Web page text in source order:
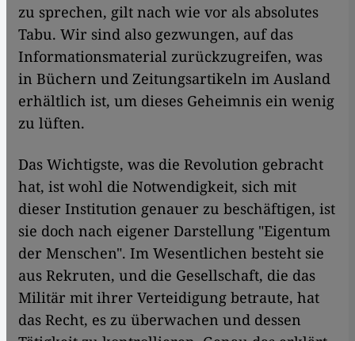
zu sprechen, gilt nach wie vor als absolutes
Tabu. Wir sind also gezwungen, auf das
Informationsmaterial zurückzugreifen, was
in Büchern und Zeitungsartikeln im Ausland
erhältlich ist, um dieses Geheimnis ein wenig
zu lüften.
​​Das Wichtigste, was die Revolution gebracht
hat, ist wohl die Notwendigkeit, sich mit
dieser Institution genauer zu beschäftigen, ist
sie doch nach eigener Darstellung "Eigentum
der Menschen". Im Wesentlichen besteht sie
aus Rekruten, und die Gesellschaft, die das
Militär mit ihrer Verteidigung betraute, hat
das Recht, es zu überwachen und dessen